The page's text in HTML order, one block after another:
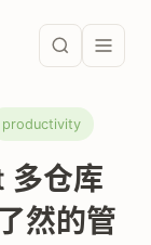
productivity
多仓库
然的管